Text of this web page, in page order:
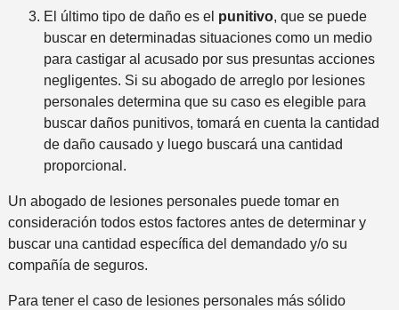
El último tipo de daño es el punitivo, que se puede
buscar en determinadas situaciones como un medio
para castigar al acusado por sus presuntas acciones
negligentes. Si su abogado de arreglo por lesiones
personales determina que su caso es elegible para
buscar daños punitivos, tomará en cuenta la cantidad
de daño causado y luego buscará una cantidad
proporcional.
Un abogado de lesiones personales puede tomar en
consideración todos estos factores antes de determinar y
buscar una cantidad específica del demandado y/o su
compañía de seguros.
Para tener el caso de lesiones personales más sólido